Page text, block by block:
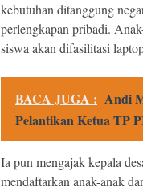
kebutuhan ditanggung
perlengkapan pribadi.
siswa akan difasilitasi
BACA JUGA : Andi
Pelantikan Ketua TP
Ia pun mengajak kepala
mendaftarkan anak-anak